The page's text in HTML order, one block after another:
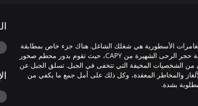
الأسطورية هي شغلك الشاغل. هناك جزء خاص بمطابقة
الألوان وجزء مذهل لقتل الوحوش في لعبة حجر الرحى الشهيرة من CAPY، حيث تقوم بدور محطم صخور
من الشخصيات المخيفة التي تتخفى في الجبل. تسلق الجبل عن
250 مستوى من الألغاز والمخاطر المعقدة، وكل ذلك على أمل جمع ما يكفي من
بشدة.